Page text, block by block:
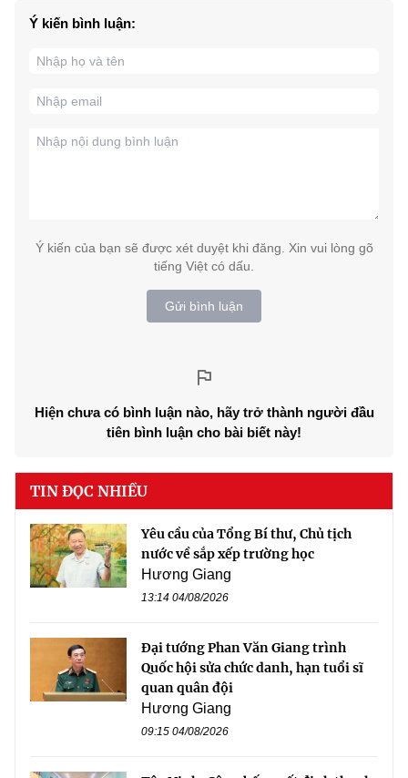
Ý kiến bình luận:
Ý kiến của bạn sẽ được xét duyệt khi đăng. Xin vui lòng gõ
tiếng Việt có dấu.
Gửi bình luận
Hiện chưa có bình luận nào, hãy trở thành người đầu
tiên bình luận cho bài biết này!
TIN ĐỌC NHIỀU
Yêu cầu của Tổng Bí thư, Chủ tịch
nước về sắp xếp trường học
Hương Giang
13:14 04/08/2026
Đại tướng Phan Văn Giang trình
Quốc hội sửa chức danh, hạn tuổi sĩ
quan quân đội
Hương Giang
09:15 04/08/2026